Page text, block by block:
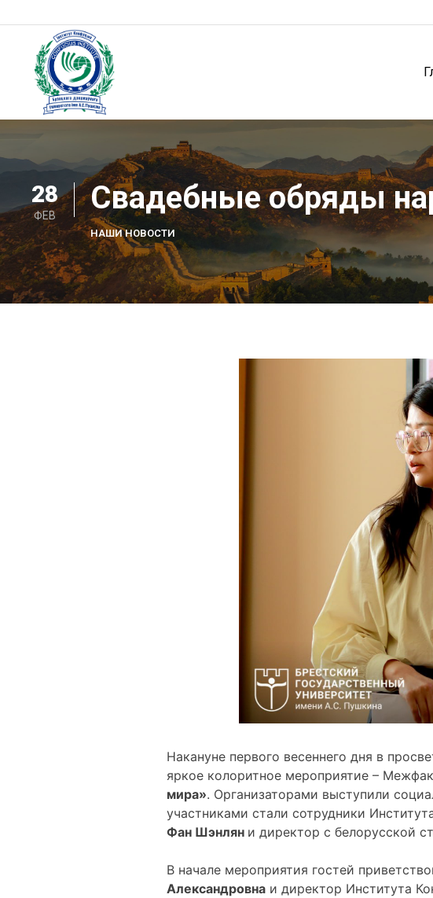
to
content
28
ФЕВ Свадебные обряды
НАШИ НОВОСТИ
Накануне первого весеннего дня в
яркое колоритное мероприятие –
мира». Организаторами выступили
участниками стали сотрудники
Фан Шэнлян и директор с белорусской
В начале мероприятия гостей
Александровна и директор Института